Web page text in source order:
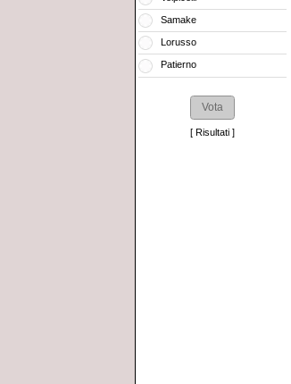
Samake
Lorusso
Patierno
[ Risultati ]